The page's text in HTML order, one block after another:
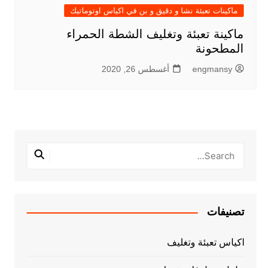
ماكينات تعبئة نشا و دقيق و بن في اكياس اوتوماتيك
ماكينة تعبئة وتغليف الشطة الحمراء
المطحونة
engmansy أغسطس 26, 2020
تصنيفات
اكياس تعبئة وتغليف